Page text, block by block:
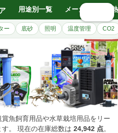
用途別一覧 メーカー別
ー 底砂 照明 温度管理 CO2
魚飼育用品や水草栽培用品をリー
。 現在の在庫総数は 24,942 点。